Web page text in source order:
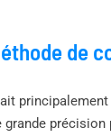
de
grande